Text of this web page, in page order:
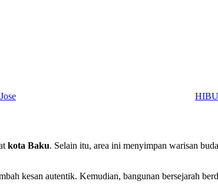
Jose
kota Baku. Selain itu, area ini menyimpan warisan
kesan autentik. Kemudian, bangunan bersejarah